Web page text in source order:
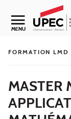
Aller au contenu
Navigation
MENU
FORMATION LMD
MASTER